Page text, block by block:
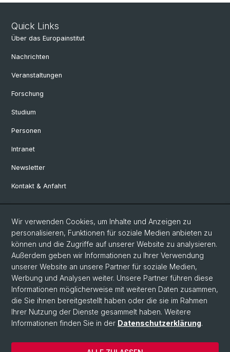
Quick Links
Über das Europainstitut
Nachrichten
Veranstaltungen
Forschung
Studium
Personen
Intranet
Newsletter
Kontakt & Anfahrt
Social Media
Facebook
LinkedIn
Instagram
© Universität Basel
Wir verwenden Cookies, um Inhalte und Anzeigen zu
personalisieren, Funktionen für soziale Medien anbieten zu
können und die Zugriffe auf unserer Website zu analysieren.
Außerdem geben wir Informationen zu Ihrer Verwendung
unserer Website an unsere Partner für soziale Medien,
Werbung und Analysen weiter. Unsere Partner führen diese
Informationen möglicherweise mit weiteren Daten zusammen,
die Sie ihnen bereitgestellt haben oder die sie im Rahmen
Ihrer Nutzung der Dienste gesammelt haben. Weitere
Informationen finden Sie in der Datenschutzerklärung.